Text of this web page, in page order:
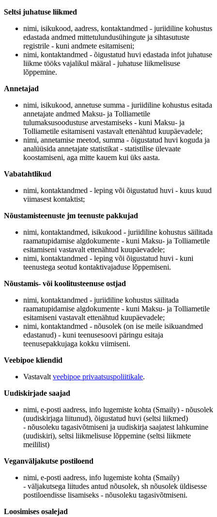
Seltsi juhatuse liikmed
nimi, isikukood, aadress, kontaktandmed - juriidiline kohustus
edastada andmed mittetulundusühingute ja sihtasutuste
registrile - kuni andmete esitamiseni;
nimi, kontaktandmed - õigustatud huvi edastada infot juhatuse
liikme tööks vajalikul määral - juhatuse liikmelisuse
lõppemine.
Annetajad
nimi, isikukood, annetuse summa - juriidiline kohustus esitada
annetajate andmed Maksu- ja Tolliametile
tulumaksusoodustuse arvestamiseks - kuni Maksu- ja
Tolliametile esitamiseni vastavalt ettenähtud kuupäevadele;
nimi, annetamise meetod, summa - õigustatud huvi koguda ja
analüüsida annetajate statistikat - statistilise ülevaate
koostamiseni, aga mitte kauem kui üks aasta.
Vabatahtlikud
nimi, kontaktandmed - leping või õigustatud huvi - kuus kuud
viimasest kontaktist;
Nõustamisteenuste jm teenuste pakkujad
nimi, kontaktandmed, isikukood - juriidiline kohustus säilitada
raamatupidamise algdokumente - kuni Maksu- ja Tolliametile
esitamiseni vastavalt ettenähtud kuupäevadele;
nimi, kontaktandmed - leping või õigustatud huvi - kuni
teenustega seotud kontaktivajaduse lõppemiseni.
Nõustamis- või koolitusteenuse ostjad
nimi, kontaktandmed - juriidiline kohustus säilitada
raamatupidamise algdokumente - kuni Maksu- ja Tolliametile
esitamiseni vastavalt ettenähtud kuupäevadele;
nimi, kontaktandmed - nõusolek (on ise meile isikuandmed
edastanud) - kuni teenusesoovi päringu esitaja
teenusepakkujaga kokku viimiseni.
Veebipoe kliendid
Vastavalt veebipoe privaatsuspoliitikale.
Uudiskirjade saajad
nimi, e-posti aadress, info lugemiste kohta (Smaily) - nõusolek
(uudiskirjaga liitunud), õigustatud huvi (seltsi liikmed)
- nõusoleku tagasivõtmiseni ja uudiskirja saajatest lahkumine
(uudiskiri), seltsi liikmelisuse lõppemine (seltsi liikmete
meililist)
Veganväljakutse postiloend
nimi, e-posti aadress, info lugemiste kohta (Smaily)
- väljakutsega liitudes antud nõusolek, sh nõusolek üldisesse
postiloendisse lisamiseks - nõusoleku tagasivõtmiseni.
Loosimises osalejad